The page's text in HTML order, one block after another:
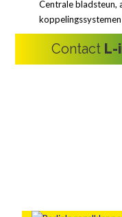
Centrale bladsteun,
Contact